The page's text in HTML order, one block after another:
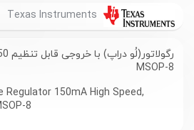
MSOP-8
Regulator 150mA High Speed,
8